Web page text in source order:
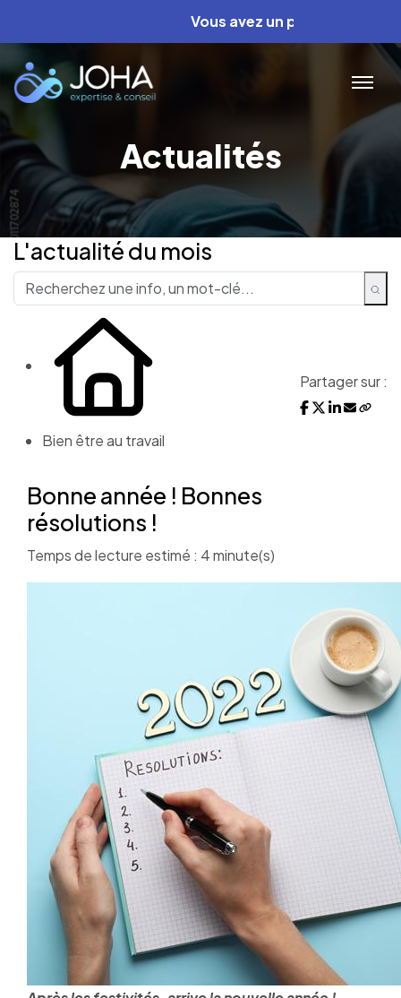
Vous avez un projet ? Nous
Actualités
L'actualité du mois
Bien être au travail
Partager sur :
Bonne année ! Bonnes
résolutions !
Temps de lecture estimé : 4 minute(s)